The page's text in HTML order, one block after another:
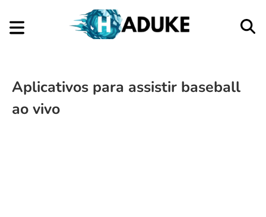
Aplicativos para assistir baseball
ao vivo